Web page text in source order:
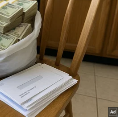
phán bị đình hoãn
cuối tháng Bảy
Mullah Omar đã chết
tin này./.
(TTXVN/Vietnam+)